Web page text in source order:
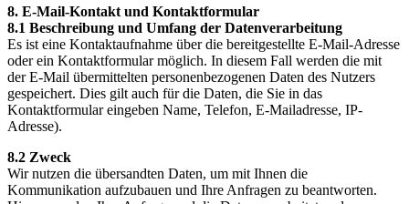
8. E-Mail-Kontakt und Kontaktformular
8.1 Beschreibung und Umfang der Datenverarbeitung
Es ist eine Kontaktaufnahme über die bereitgestellte E-Mail-Adresse
oder ein Kontaktformular möglich. In diesem Fall werden die mit
der E-Mail übermittelten personenbezogenen Daten des Nutzers
gespeichert. Dies gilt auch für die Daten, die Sie in das
Kontaktformular eingeben Name, Telefon, E-Mailadresse, IP-
Adresse).
8.2 Zweck
Wir nutzen die übersandten Daten, um mit Ihnen die
Kommunikation aufzubauen und Ihre Anfragen zu beantworten.